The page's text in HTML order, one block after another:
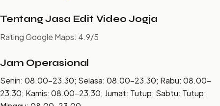
Tentang Jasa Edit Video Jogja
Rating Google Maps: 4.9/5
Jam Operasional
Senin: 08.00–23.30; Selasa: 08.00–23.30; Rabu: 08.00–
23.30; Kamis: 08.00–23.30; Jumat: Tutup; Sabtu: Tutup;